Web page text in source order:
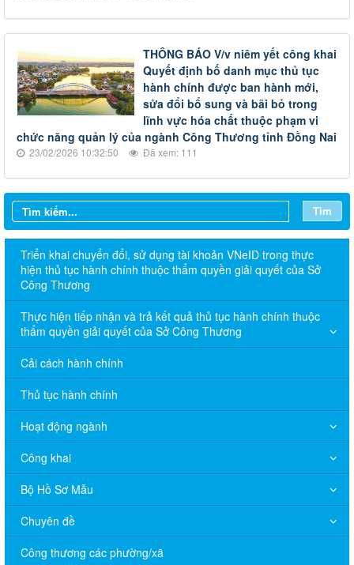
THÔNG BÁO V/v niêm yết công khai
Quyết định bố danh mục thủ tục
hành chính được ban hành mới,
sửa đổi bổ sung và bãi bỏ trong
lĩnh vực hóa chất thuộc phạm vi
chức năng quản lý của ngành Công Thương tỉnh Đồng Nai
23/02/2026 10:32:50 Đã xem: 111
Tìm
Triển khai chuyển đổi, sử dụng tài khoản VNeID trong thực
hiện thủ tục hành chính thuộc thẩm quyền giải quyết của Sở
Công Thương
Thực hiện tiếp nhận và trả kết quả thủ tục hành chính thuộc
thẩm quyền giải quyết của Sở Công Thương
Cải cách hành chính
Thủ tục hành chính
Hoạt động ngành
Công khai
Bộ Hồ Sơ Mẫu
Chuyên đề
Công thương các phường/xã